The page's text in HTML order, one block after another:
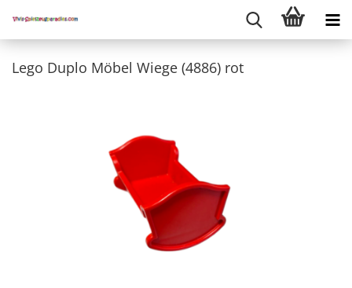
Lego Duplo Möbel Wiege (4886) rot